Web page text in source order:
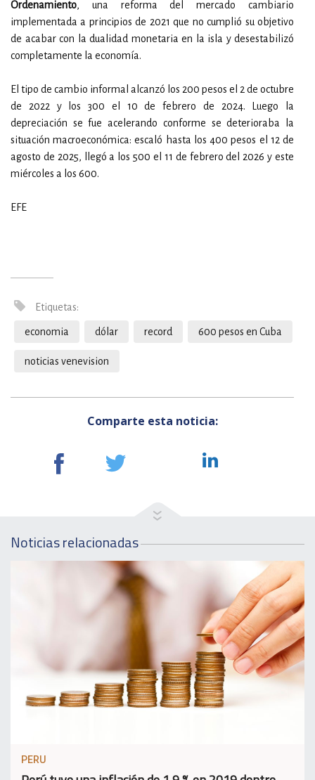
Ordenamiento, una reforma del mercado cambiario
implementada a principios de 2021 que no cumplió su objetivo
de acabar con la dualidad monetaria en la isla y desestabilizó
completamente la economía.
El tipo de cambio informal alcanzó los 200 pesos el 2 de octubre
de 2022 y los 300 el 10 de febrero de 2024. Luego la
depreciación se fue acelerando conforme se deterioraba la
situación macroeconómica: escaló hasta los 400 pesos el 12 de
agosto de 2025, llegó a los 500 el 11 de febrero del 2026 y este
miércoles a los 600.
EFE
Etiquetas:
economia dólar record 600 pesos en Cuba
noticias venevision
Comparte esta noticia:
Noticias relacionadas
PERU